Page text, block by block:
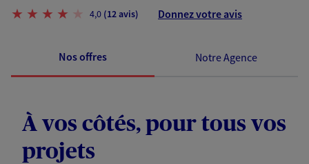
4,0 (12 avis) Donnez votre avis
Nos offres Notre Agence
À vos côtés, pour tous vos
projets